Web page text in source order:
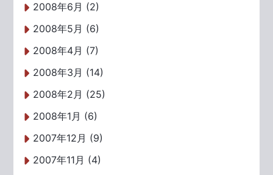
2008年6月 (2)
2008年5月 (6)
2008年4月 (7)
2008年3月 (14)
2008年2月 (25)
2008年1月 (6)
2007年12月 (9)
2007年11月 (4)